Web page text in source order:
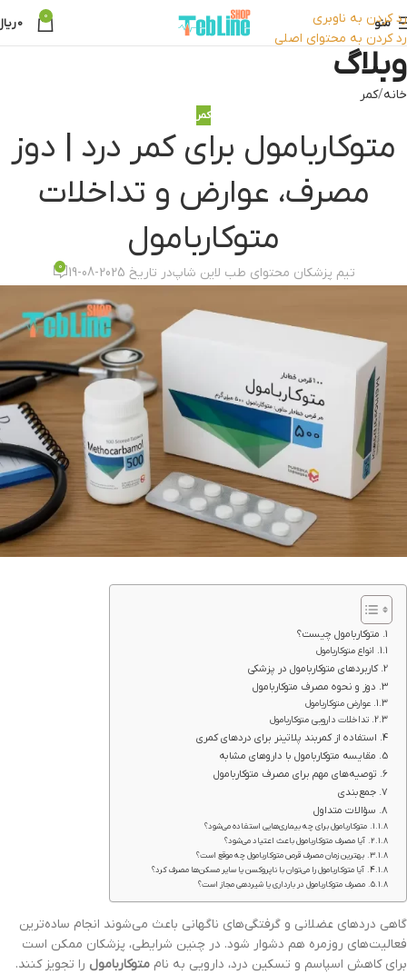
رد کردن به ناوبری
رد کردن به محتوای اصلی
منو 0
0
وبلاگ
خانه کمر
کمر
متوکاربامول برای کمر درد | دوز
مصرف، عوارض و تداخلات
متوکاربامول
تیم پزشکان محتوای طب لاین شاپدر تاریخ 2025-08-19 0
متوکاربامول چیست؟
انواع متوکاربامول
کاربردهای متوکاربامول در پزشکی
دوز و نحوه مصرف متوکاربامول
عوارض متوکاربامول
تداخلات دارویی متوکاربامول
استفاده از کمربند پلاتینر برای دردهای کمری
مقایسه متوکاربامول با داروهای مشابه
توصیه‌های مهم برای مصرف متوکاربامول
جمع‌بندی
سؤالات متداول
متوکاربامول برای چه بیماری‌هایی استفاده می‌شود؟
آیا مصرف متوکاربامول باعث اعتیاد می‌شود؟
بهترین زمان مصرف قرص متوکاربامول چه موقع است؟
آیا متوکاربامول را می‌توان با ناپروکسن یا سایر مسکن‌ها مصرف کرد؟
مصرف متوکاربامول در بارداری یا شیردهی مجاز است؟
گاهی دردهای عضلانی و گرفتگی‌های ناگهانی باعث می‌شوند انجام ساده‌ترین
فعالیت‌های روزمره هم دشوار شود. در چنین شرایطی، پزشکان ممکن است
برای کاهش اسپاسم و تسکین درد، دارویی به نام متوکاربامول را تجویز کنند.